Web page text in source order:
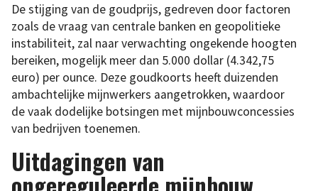
De stijging van de goudprijs, gedreven door factoren
zoals de vraag van centrale banken en geopolitieke
instabiliteit, zal naar verwachting ongekende hoogten
bereiken, mogelijk meer dan 5.000 dollar (4.342,75
euro) per ounce. Deze goudkoorts heeft duizenden
ambachtelijke mijnwerkers aangetrokken, waardoor
de vaak dodelijke botsingen met mijnbouwconcessies
van bedrijven toenemen.
Uitdagingen van